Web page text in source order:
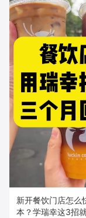
新开餐饮门店怎么
本？学瑞幸这3招